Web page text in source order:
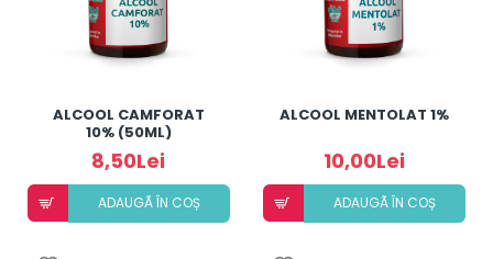
ALCOOL CAMFORAT
10% (50ML)
8,50Lei
ADAUGÃ ÎN COȘ
ALCOOL MENTOLAT 1%
10,00Lei
ADAUGÃ ÎN COȘ